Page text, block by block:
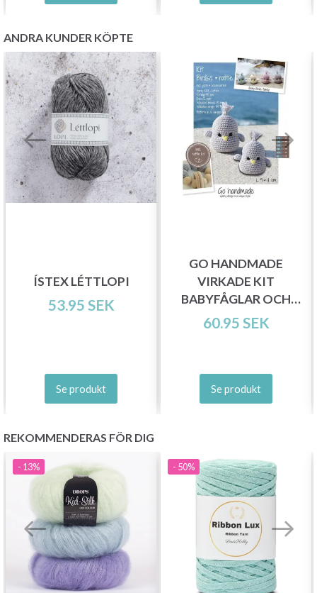
ANDRA KUNDER KÖPTE
ÍSTEX LÉTTLOPI
53.95 SEK
Se produkt
GO HANDMADE
VIRKADE KIT
BABYFÅGLAR OCH
SKALLRA
60.95 SEK
Se produkt
REKOMMENDERAS FÖR DIG
- 13% - 50%
Spara upp till 50%!
exklusiv tillgång till inspirerande
stickmönster och specialerbjudanden!